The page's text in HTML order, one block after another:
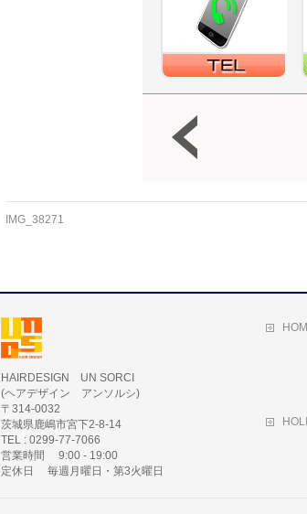
IMG_38271
HAIRDESIGN UN SORCI
(ヘアデザイン アンソルシ)
〒314-0032
茨城県鹿嶋市宮下2-8-14
TEL : 0299-77-7066
営業時間 9:00 - 19:00
定休日 毎週月曜日・第3火曜日